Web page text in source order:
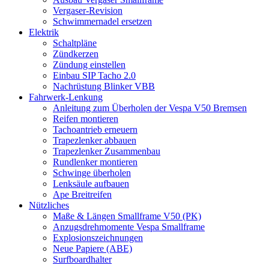
Vergaser-Revision
Schwimmernadel ersetzen
Elektrik
Schaltpläne
Zündkerzen
Zündung einstellen
Einbau SIP Tacho 2.0
Nachrüstung Blinker VBB
Fahrwerk-Lenkung
Anleitung zum Überholen der Vespa V50 Bremsen
Reifen montieren
Tachoantrieb erneuern
Trapezlenker abbauen
Trapezlenker Zusammenbau
Rundlenker montieren
Schwinge überholen
Lenksäule aufbauen
Ape Breitreifen
Nützliches
Maße & Längen Smallframe V50 (PK)
Anzugsdrehmomente Vespa Smallframe
Explosionszeichnungen
Neue Papiere (ABE)
Surfboardhalter